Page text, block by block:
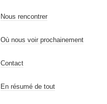
Nous rencontrer
Où nous voir prochainement
Contact
En résumé de tout